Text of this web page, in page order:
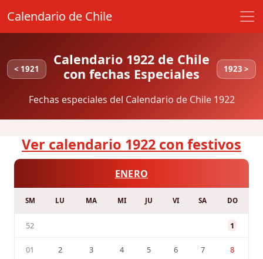
Calendario de Chile
< 1921
Calendario 1922 de Chile
con fechas Especiales
1923 >
Fechas especiales del Calendario de Chile 1922
Ver calendario 1922 con festivos
ENERO
SM LU MA MI JU VI SA DO
52 1
01 2 3 4 5 6 7 8